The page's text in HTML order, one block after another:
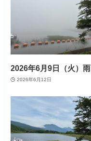
2026年6月9日（火）雨
2026年6月12日